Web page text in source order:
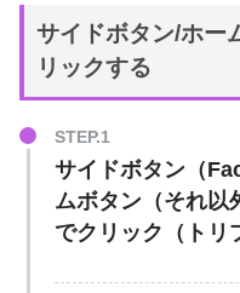
サイドボタン/ホー
リックする
サイドボタン（
ムボタン（それ以
でクリック（トリ